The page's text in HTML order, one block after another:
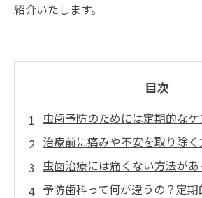
紹介いたします。
目次
虫歯予防のためには定期的なケ
治療前に痛みや不安を取り除く
虫歯治療には痛くない方法があ
予防歯科って何が違うの？定